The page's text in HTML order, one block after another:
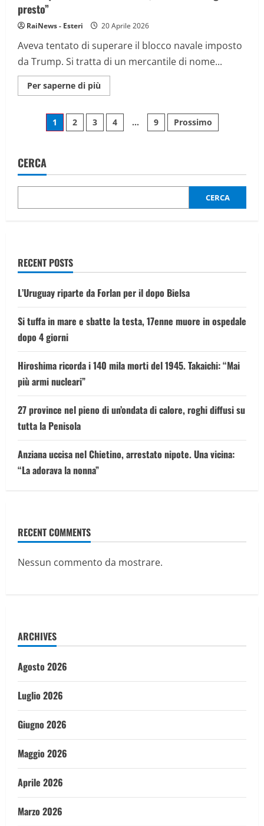
e
36
presto”
RaiNews - Esteri 20 Aprile 2026
Aveva tentato di superare il blocco navale imposto
da Trump. Si tratta di un mercantile di nome...
Per saperne di più
informazioni
sequestrano
nave
iraniana,
Paginazione
articoli
1 2 3 4 … 9 Prossimo
CERCA
CERCA
RECENT POSTS
L’Uruguay riparte da Forlan per il dopo Bielsa
Si tuffa in mare e sbatte la testa, 17enne muore in ospedale
dopo 4 giorni
Hiroshima ricorda i 140 mila morti del 1945. Takaichi: “Mai
più armi nucleari”
27 province nel pieno di un’ondata di calore, roghi diffusi su
tutta la Penisola
Anziana uccisa nel Chietino, arrestato nipote. Una vicina:
“La adorava la nonna”
RECENT COMMENTS
Nessun commento da mostrare.
ARCHIVES
Agosto 2026
Luglio 2026
Giugno 2026
Maggio 2026
Aprile 2026
Marzo 2026